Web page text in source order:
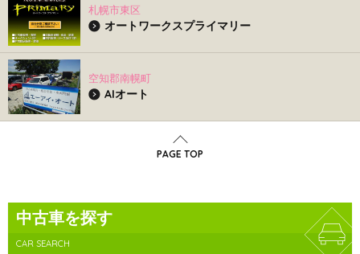
札幌市東区
オートワークスプライマリー
空知郡南幌町
AIオート
PAGE TOP
中古車を探す
CAR SEARCH